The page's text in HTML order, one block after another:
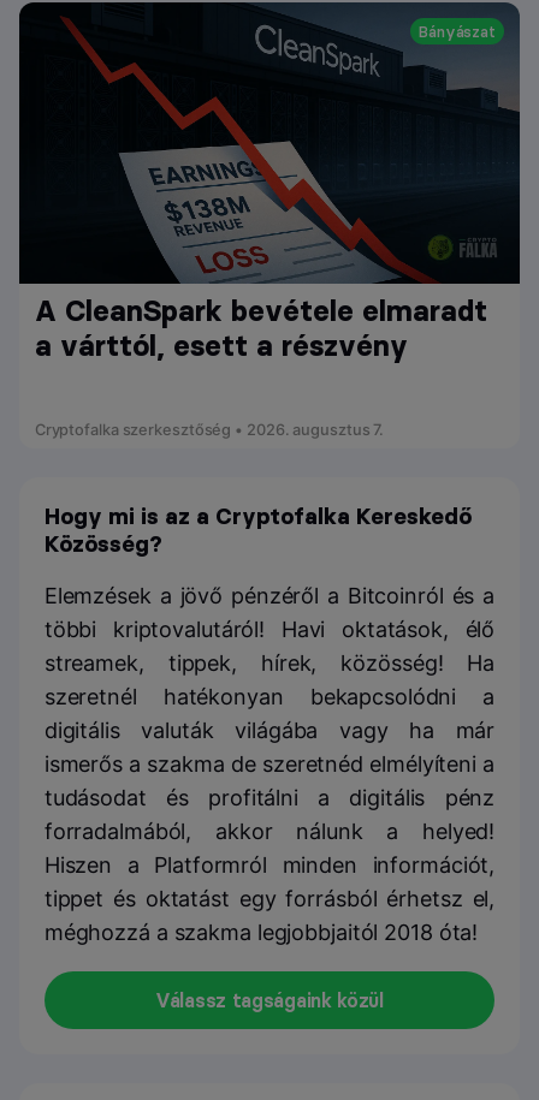
Bányászat
A CleanSpark bevétele elmaradt
a várttól, esett a részvény
Cryptofalka szerkesztőség • 2026. augusztus 7.
Hogy mi is az a Cryptofalka Kereskedő
Közösség?
Elemzések a jövő pénzéről a Bitcoinról és a
többi kriptovalutáról! Havi oktatások, élő
streamek, tippek, hírek, közösség! Ha
szeretnél hatékonyan bekapcsolódni a
digitális valuták világába vagy ha már
ismerős a szakma de szeretnéd elmélyíteni a
tudásodat és profitálni a digitális pénz
forradalmából, akkor nálunk a helyed!
Hiszen a Platformról minden információt,
tippet és oktatást egy forrásból érhetsz el,
méghozzá a szakma legjobbjaitól 2018 óta!
Válassz tagságaink közül